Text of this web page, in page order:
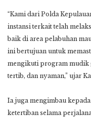
“Kami dari Polda
instansi terkait telah
baik di area pelabuhan
ini bertujuan untuk
mengikuti program mudik
tertib, dan nyaman,” ujar
Ia juga mengimbau
ketertiban selama